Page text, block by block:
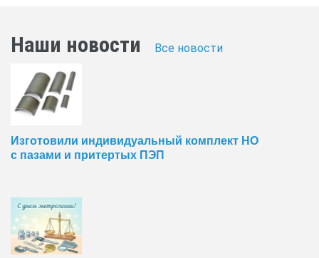
Наши новости Все новости
Изготовили индивидуальный комплект НО
с пазами и притертых ПЭП